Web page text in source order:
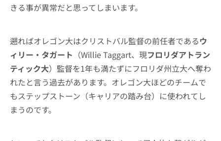
きる事が異常だと思ってしまいます。
遡ればオレゴン大はクリストバル監督の前任者であるウ
ィリー・タガート （Willie Taggart、現フロリダアトラン
ティック大）監督を1年も満たずにフロリダ州立大へ奪わ
れたと言う過去があります。オレゴン大ほどのチームで
もステップストーン（キャリアの踏み台）に使われてし
まうのです。